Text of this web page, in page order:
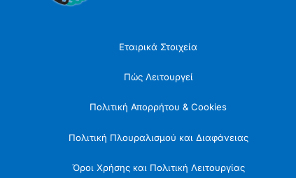
Εταιρικά Στοιχεία
Πώς Λειτουργεί
Πολιτική Απορρήτου & Cookies
Πολιτική Πλουραλισμού και Διαφάνειας
Όροι Χρήσης και Πολιτική Λειτουργίας